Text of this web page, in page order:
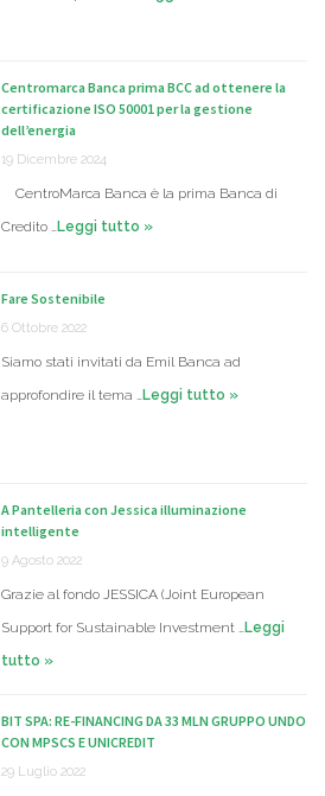
Centromarca Banca prima BCC ad ottenere la
certificazione ISO 50001 per la gestione
dell’energia
19 Dicembre 2024
CentroMarca Banca è la prima Banca di
Credito …Leggi tutto »
Fare Sostenibile
6 Ottobre 2022
Siamo stati invitati da Emil Banca ad
approfondire il tema …Leggi tutto »
A Pantelleria con Jessica illuminazione
intelligente
9 Agosto 2022
Grazie al fondo JESSICA (Joint European
Support for Sustainable Investment …Leggi
tutto »
BIT SPA: RE-FINANCING DA 33 MLN GRUPPO UNDO
CON MPSCS E UNICREDIT
29 Luglio 2022